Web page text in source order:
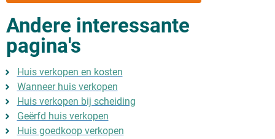
Andere interessante
pagina's
Huis verkopen en kosten
Wanneer huis verkopen
Huis verkopen bij scheiding
Geërfd huis verkopen
Huis goedkoop verkopen